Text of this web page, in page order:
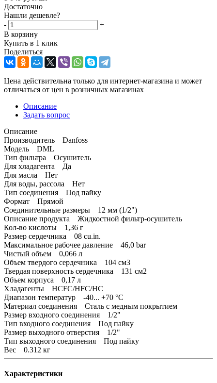
Достаточно
Нашли дешевле?
-
+
В корзину
Купить в 1 клик
Поделиться
Цена действительна только для интернет-магазина и может
отличаться от цен в розничных магазинах
Описание
Задать вопрос
Описание
Производитель Danfoss
Модель DML
Тип фильтра Осушитель
Для хладагента Да
Для масла Нет
Для воды, рассола Нет
Тип соединения Под пайку
Формат Прямой
Соединительные размеры 12 мм (1/2")
Описание продукта Жидкостной фильтр-осушитель
Кол-во кислоты 1,36 г
Размер сердечника 08 cu.in.
Максимальное рабочее давление 46,0 bar
Чистый объем 0,066 л
Объем твердого сердечника 104 см3
Твердая поверхность сердечника 131 см2
Объем корпуса 0,17 л
Хладагенты HCFC/HFC/HC
Диапазон температур -40... +70 °C
Материал соединения Сталь с медным покрытием
Размер входного соединения 1/2"
Тип входного соединения Под пайку
Размер выходного отверстия 1/2"
Тип выходного соединения Под пайку
Вес 0.312 кг
Характеристики